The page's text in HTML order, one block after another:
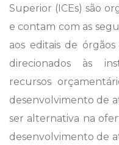
Superior (ICEs) são
e contam com as
aos editais de
direcionados às
recursos
desenvolvimento de
ser alternativa na
desenvolvimento de